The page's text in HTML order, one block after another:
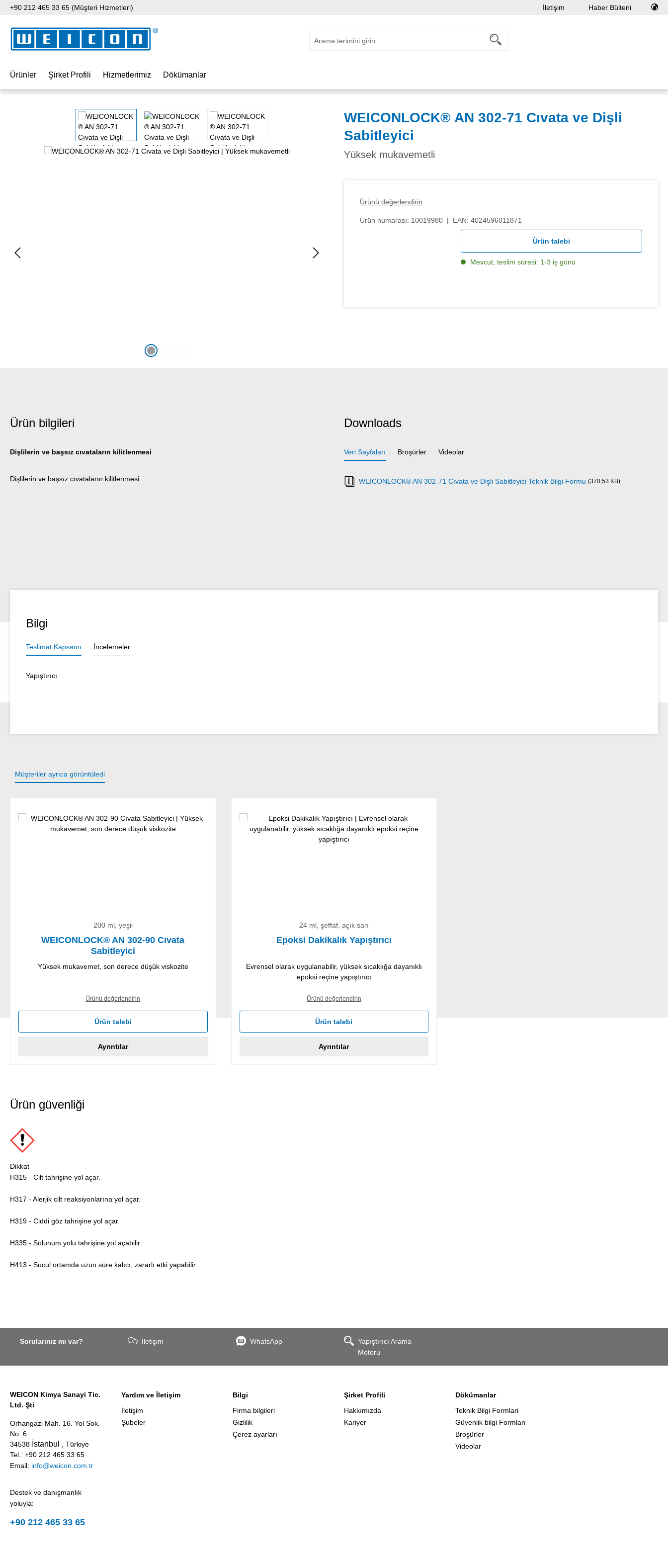
içeriğe geç
Aramaya atla
Ana navigasyona geç
+90 212 465 33 65 (Müşteri Hizmetleri) İletişim Haber Bülteni
Ürünler Şirket Profili Hizmetlerimiz Dökümanlar
WEICONLOCK® AN 302-71 Cıvata ve Dişli
Sabitleyici
Yüksek mukavemetli
Ürünü değerlendirin
Ürün numarası: 10019980 | EAN: 4024596011871
Ürün talebi
Mevcut, teslim süresi: 1-3 iş günü
Ürün bilgileri
Dişlilerin ve başsız cıvataların kilitlenmesi
Dişlilerin ve başsız cıvataların kilitlenmesi
Downloads
Veri Sayfaları Broşürler Videolar
WEICONLOCK® AN 302-71 Cıvata ve Dişli Sabitleyici Teknik Bilgi Formu (370,53 KB)
Bilgi
Teslimat Kapsamı İncelemeler
Yapıştırıcı
Müşteriler ayrıca görüntüledi
200 ml, yeşil
WEICONLOCK® AN 302-90 Cıvata
Sabitleyici
Yüksek mukavemet, son derece düşük viskozite
Ürünü değerlendirin
Ürün talebi
Ayrıntılar
24 ml, şeffaf, açık sarı
Epoksi Dakikalık Yapıştırıcı
Evrensel olarak uygulanabilir, yüksek sıcaklığa dayanıklı
epoksi reçine yapıştırıcı
Ürünü değerlendirin
Ürün talebi
Ayrıntılar
Ürün güvenliği
Dikkat
H315 - Cilt tahrişine yol açar.
H317 - Alerjik cilt reaksiyonlarına yol açar.
H319 - Ciddi göz tahrişine yol açar.
H335 - Solunum yolu tahrişine yol açabilir.
H413 - Sucul ortamda uzun süre kalıcı, zararlı etki yapabilir.
Sorularınız mı var? İletişim WhatsApp
Yapıştırıcı Arama
Motoru
WEICON Kimya Sanayi Tic.
Ltd. Şti
Orhangazi Mah. 16. Yol Sok.
No: 6
34538 İstanbul
, Türkiye
Tel.: +90 212 465 33 65
Email: info@weicon.com.tr
Destek ve danışmanlık
yoluyla:
+90 212 465 33 65
Yardım ve İletişim
İletişim
Şubeler
Bilgi
Firma bilgileri
Gizlilik
Çerez ayarları
Şirket Profili
Hakkımızda
Kariyer
Dökümanlar
Teknik Bilgi Formlari
Güvenlik bilgi Formlan
Broşürler
Videolar